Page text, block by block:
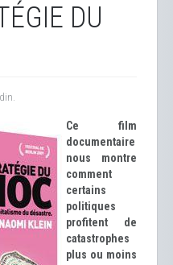
DU
Ce film
documentaire
nous montre
comment
certains
politiques
profitent de
catastrophes
plus ou moins